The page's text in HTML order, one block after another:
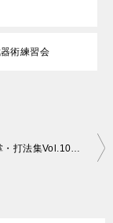
術練習会
動画 八卦掌・打法集Vol.10～陰陽魚掌・上下～ をYoutubeにアップしました